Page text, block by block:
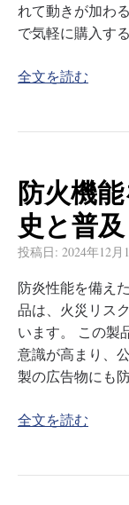
れて動きが加わ
で気軽に購入す
全文を読む
防火機
史と普及
投稿日: 2024年12月
防炎性能を備え
品は、火災リス
います。 この製
意識が高まり、
製の広告物にも
全文を読む